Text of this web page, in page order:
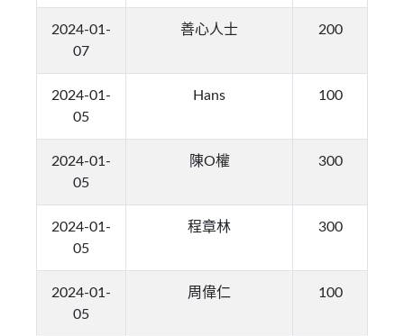
2024-01-
07
善心人士 200
2024-01-
05
Hans 100
2024-01-
05
陳O權 300
2024-01-
05
程章林 300
2024-01-
05
周偉仁 100